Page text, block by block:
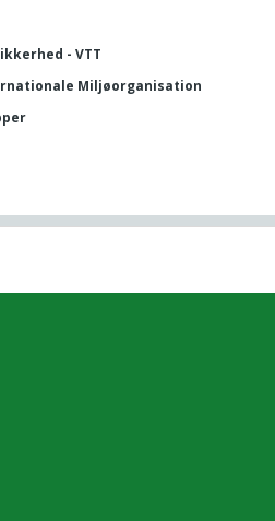
- VTT
Miljøorganisation